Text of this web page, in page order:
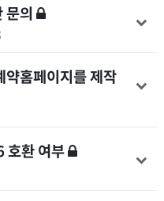
문의
약홈페이지를 제작
호환 여부